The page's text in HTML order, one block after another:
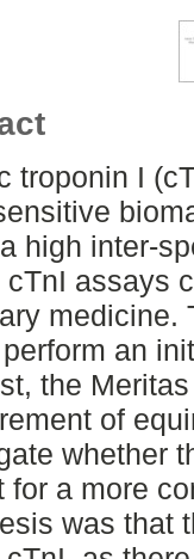
troponin I
high inter-
cTnI assays
medicine.
an
the
of
whether
for a more
was that